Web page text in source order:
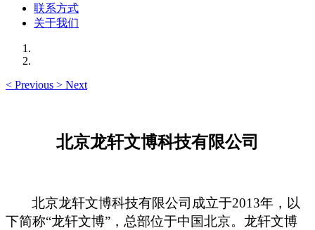
联系方式
关于我们
< Previous > Next
北京龙轩文博科技有限公司
北京龙轩文博科技有限公司 成立于2013年，以
下简称“龙轩文博”，总部位于中国北京。龙轩文博